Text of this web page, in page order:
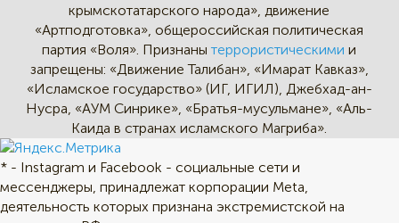
крымскотатарского народа», движение
«Артподготовка», общероссийская политическая
партия «Воля». Признанытеррористическими и
запрещены: «Движение Талибан», «Имарат Кавказ»,
«Исламское государство» (ИГ, ИГИЛ), Джебхад-ан-
Нусра, «АУМ Синрике», «Братья-мусульмане», «Аль-
Каида в странах исламского Магриба».
* - Instagram и Facebook - социальные сети и
мессенджеры, принадлежат корпорации Meta,
деятельность которых признана экстремистской на